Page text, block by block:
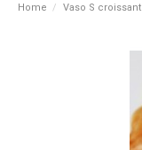
Home Vaso S croissant